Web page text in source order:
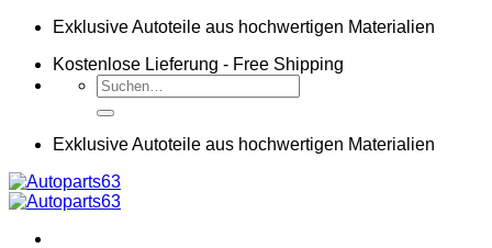
Zum
springen
Exklusive Autoteile aus hochwertigen Materialien
Kostenlose Lieferung - Free Shipping
Suchen
nach:
Exklusive Autoteile aus hochwertigen Materialien